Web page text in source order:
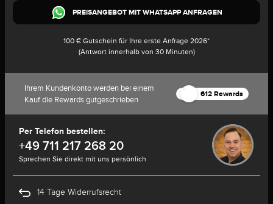
PREISANGEBOT MIT WHATSAPP ANFRAGEN
100 € Gutschein für Ihre erste Anfrage 2026*
(Antwort innerhalb von 30 Minuten)
Ihrem Kundenkonto werden bei einem
Kauf die Rewards gutgeschrieben
612 Rewards
Per Telefon bestellen:
+49 711 217 268 20
Sprechen Sie direkt mit uns persönlich
14 Tage Widerrufsrecht